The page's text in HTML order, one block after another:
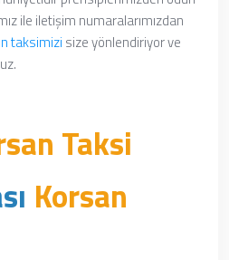
ile iletişim numaralarımızdan
taksimizi size yönlendiriyor ve
Taksi
Korsan